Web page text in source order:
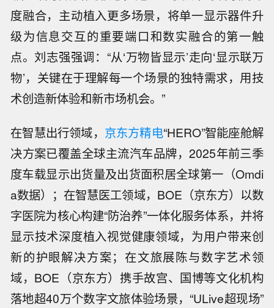
度融合，主动植入更多场景，将单一显示器件升
级为信息交互的重要端口和数实融合的第一触
点。刘志强强调：“从‘万物皆显示’走向‘显示联万
物’，关键在于理解每一个场景的独特需求，用技
术创造新体验和新市场机会。”
在智慧出行领域， 京东方精电“HERO”智能座舱解
决方案已覆盖全球主流汽车品牌，2025年前三季
度车载显示出货量及出货面积居全球第一（Omdi
a数据）；在智慧医工领域，BOE（京东方）以数
字医院为核心构建“防治养”一体化服务体系，并将
显示技术深度植入视觉健康领域，为用户带来创
新的护眼解决方案；在文旅展陈与数字艺术领
域，BOE（京东方）携手故宫、国博等文化机构
落地超40万个数字文旅体验场景，“ULive超现场”